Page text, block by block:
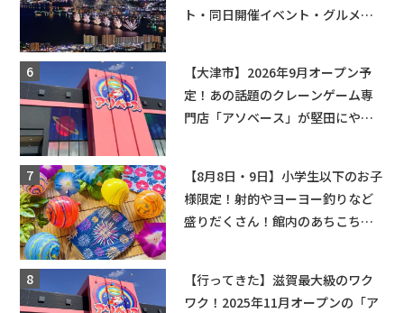
ト・同日開催イベント・グルメマ
【大津市】2026年9月オープン予
定！あの話題のクレーンゲーム専
門店「アソベース」が堅田にやっ
【8月8日・9日】小学生以下のお子
様限定！射的やヨーヨー釣りなど
盛りだくさん！館内のあちこちに
【行ってきた】滋賀最大級のワク
ワク！2025年11月オープンの「ア